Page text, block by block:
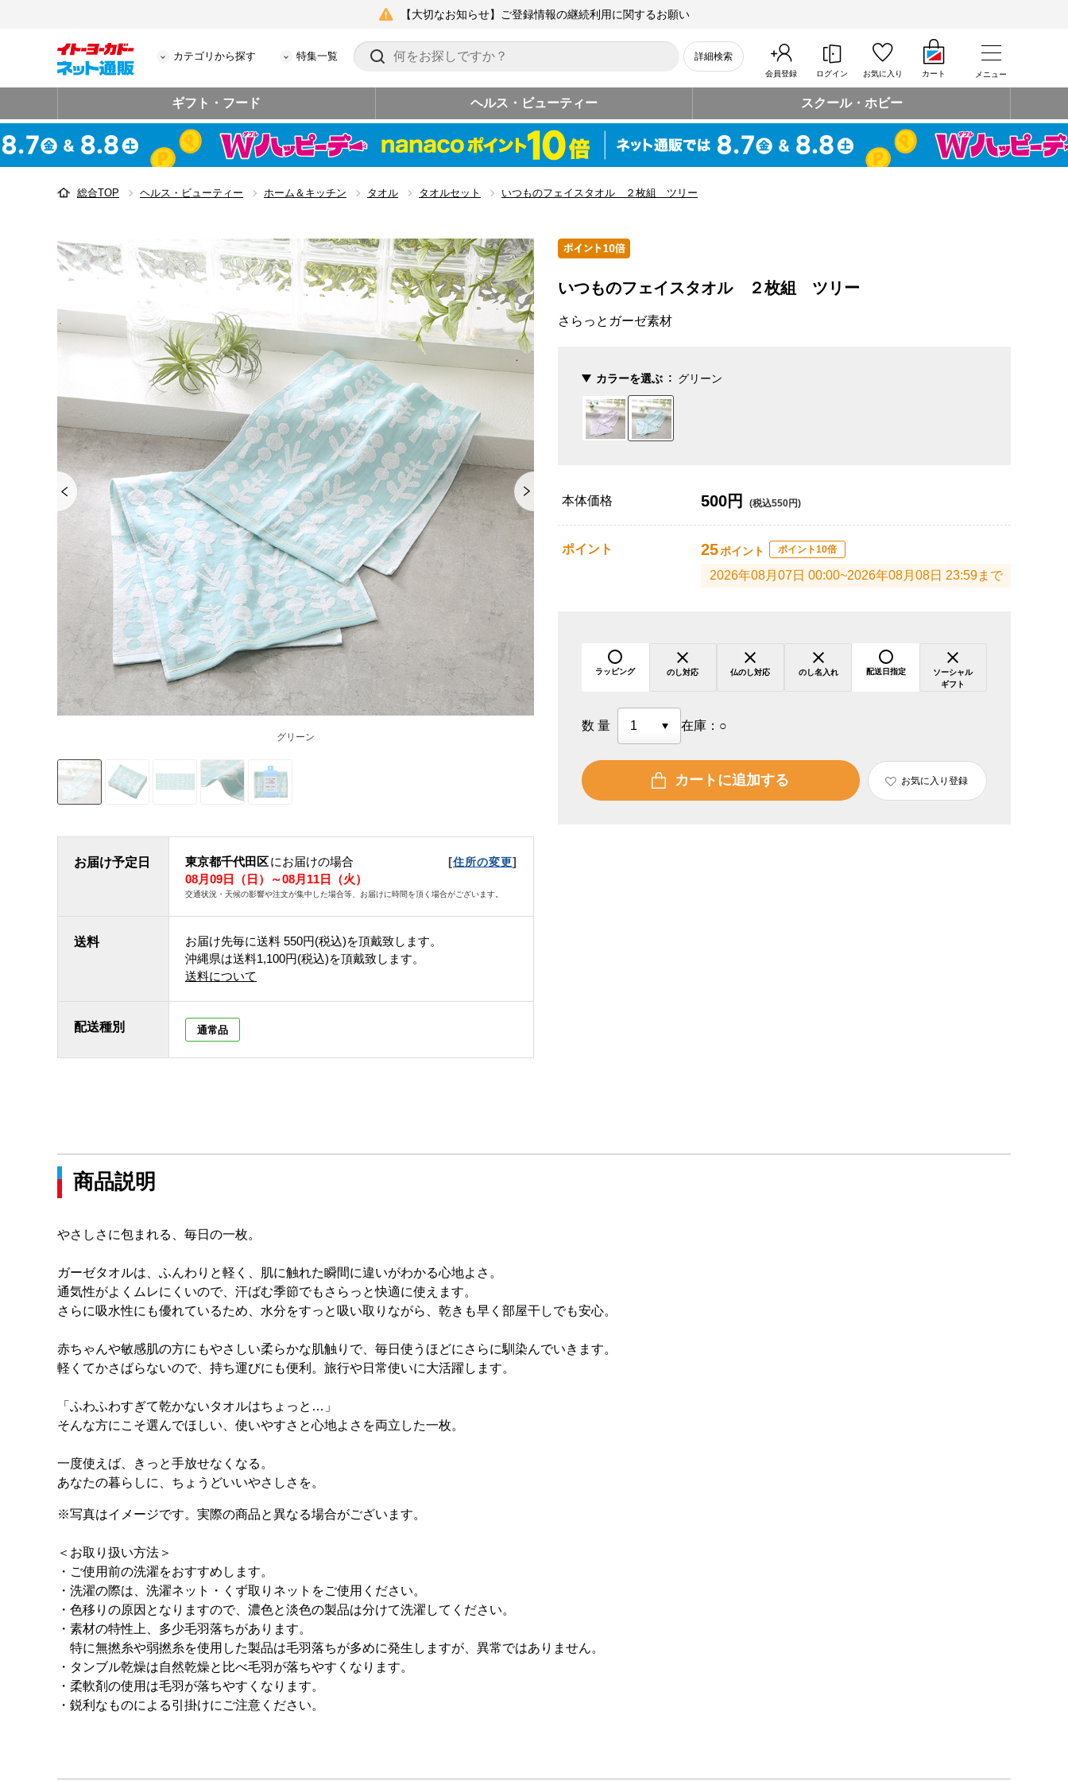
【大切なお知らせ】ご登録情報の継続利用に関するお願い
カテゴリから探す 特集一覧 詳細検索
会員登録 ログイン お気に入り カート メニュー
ギフト・フード ヘルス・ビューティー スクール・ホビー
総合TOP ヘルス・ビューティー ホーム＆キッチン タオル タオルセット いつものフェイスタオル ２枚組 ツリー
グリーン
お届け予定日 東京都千代田区にお届けの場合 [住所の変更]
08月09日（日）～08月11日（火）
交通状況・天候の影響や注文が集中した場合等、お届けに時間を頂く場合がございます。
送料 お届け先毎に送料 550円(税込)を頂戴致します。
沖縄県は送料1,100円(税込)を頂戴致します。
送料について
配送種別 通常品
いつものフェイスタオル ２枚組 ツリー
さらっとガーゼ素材
カラーを選ぶ グリーン
本体価格 500円 (税込550円)
ポイント 25ポイント ポイント10倍
2026年08月07日 00:00~2026年08月08日 23:59まで
ラッピング のし対応 仏のし対応 のし名入れ 配送日指定
ソーシャル
ギフト
数量 在庫： ○
カートに追加する お気に入り登録
商品説明
やさしさに包まれる、毎日の一枚。
ガーゼタオルは、ふんわりと軽く、肌に触れた瞬間に違いがわかる心地よさ。
通気性がよくムレにくいので、汗ばむ季節でもさらっと快適に使えます。
さらに吸水性にも優れているため、水分をすっと吸い取りながら、乾きも早く部屋干しでも安心。
赤ちゃんや敏感肌の方にもやさしい柔らかな肌触りで、毎日使うほどにさらに馴染んでいきます。
軽くてかさばらないので、持ち運びにも便利。旅行や日常使いに大活躍します。
「ふわふわすぎて乾かないタオルはちょっと…」
そんな方にこそ選んでほしい、使いやすさと心地よさを両立した一枚。
一度使えば、きっと手放せなくなる。
あなたの暮らしに、ちょうどいいやさしさを。
※写真はイメージです。実際の商品と異なる場合がございます。
＜お取り扱い方法＞
・ご使用前の洗濯をおすすめします。
・洗濯の際は、洗濯ネット・くず取りネットをご使用ください。
・色移りの原因となりますので、濃色と淡色の製品は分けて洗濯してください。
・素材の特性上、多少毛羽落ちがあります。
特に無撚糸や弱撚糸を使用した製品は毛羽落ちが多めに発生しますが、異常ではありません。
・タンブル乾燥は自然乾燥と比べ毛羽が落ちやすくなります。
・柔軟剤の使用は毛羽が落ちやすくなります。
・鋭利なものによる引掛けにご注意ください。